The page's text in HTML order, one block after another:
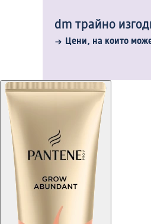
dm трайно
Цени, на които